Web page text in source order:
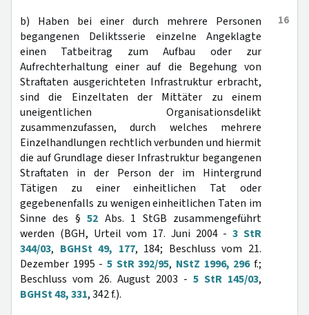
16
b) Haben bei einer durch mehrere Personen
begangenen Deliktsserie einzelne Angeklagte
einen Tatbeitrag zum Aufbau oder zur
Aufrechterhaltung einer auf die Begehung von
Straftaten ausgerichteten Infrastruktur erbracht,
sind die Einzeltaten der Mittäter zu einem
uneigentlichen Organisationsdelikt
zusammenzufassen, durch welches mehrere
Einzelhandlungen rechtlich verbunden und hiermit
die auf Grundlage dieser Infrastruktur begangenen
Straftaten in der Person der im Hintergrund
Tätigen zu einer einheitlichen Tat oder
gegebenenfalls zu wenigen einheitlichen Taten im
Sinne des §52 Abs. 1 StGB zusammengeführt
werden (BGH, Urteil vom 17. Juni 2004 -3 StR
344/03, BGHSt 49, 177, 184; Beschluss vom 21.
Dezember 1995 - 5 StR 392/95, NStZ 1996, 296f.;
Beschluss vom 26. August 2003 - 5 StR 145/03,
BGHSt 48, 331, 342 f.).